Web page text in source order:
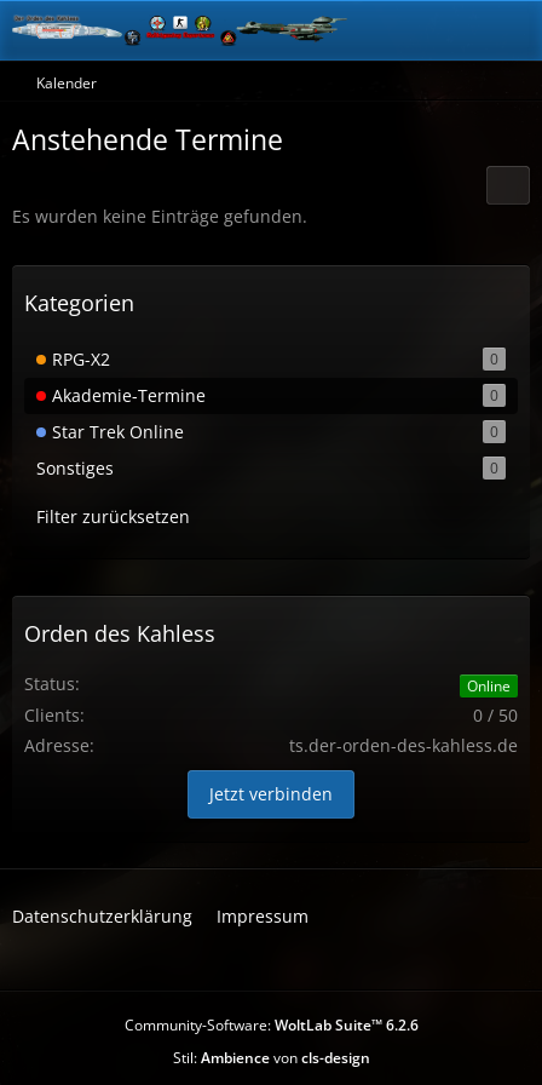
Kalender
Anstehende Termine
Es wurden keine Einträge gefunden.
Kategorien
RPG-X2 0
Akademie-Termine 0
Star Trek Online 0
Sonstiges 0
Filter zurücksetzen
Orden des Kahless
Status: Online
Clients:
0 / 50
Adresse:
ts.der-orden-des-kahless.de
Jetzt verbinden
Datenschutzerklärung Impressum
Community-Software:WoltLab Suite™ 6.2.6
Stil:Ambiencevoncls-design